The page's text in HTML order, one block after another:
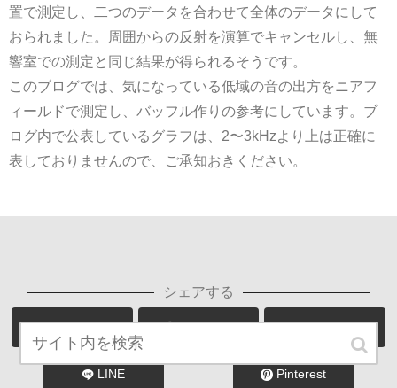
置で測定し、二つのデータを合わせて全体のデータにして
おられました。周囲からの反射を演算でキャンセルし、無
響室での測定と同じ結果が得られるそうです。
このブログでは、気になっている低域の音の出方をニアフ
ィールドで測定し、バッフル作りの参考にしています。ブ
ログ内で公表しているグラフは、2〜3kHzより上は正確に
表しておりませんので、ご承知おきください。
シェアする
Twitter Facebook Google+
LINE Pinterest